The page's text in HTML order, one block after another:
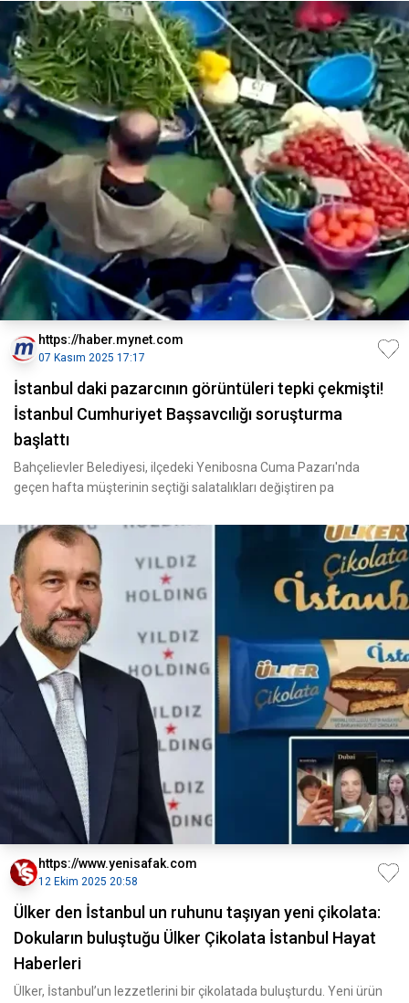
https://haber.mynet.com
07 Kasım 2025 17:17
İstanbul daki pazarcının görüntüleri tepki çekmişti!
İstanbul Cumhuriyet Başsavcılığı soruşturma
başlattı
Bahçelievler Belediyesi, ilçedeki Yenibosna Cuma Pazarı'nda
geçen hafta müşterinin seçtiği salatalıkları değiştiren pa
https://www.yenisafak.com
12 Ekim 2025 20:58
Ülker den İstanbul un ruhunu taşıyan yeni çikolata:
Dokuların buluştuğu Ülker Çikolata İstanbul Hayat
Haberleri
Ülker, İstanbul’un lezzetlerini bir çikolatada buluşturdu. Yeni ürün